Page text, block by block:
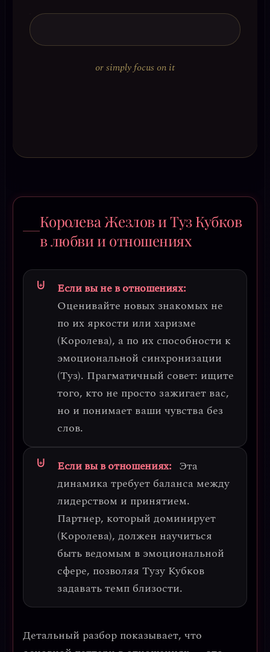
or simply focus on it
Королева Жезлов и Туз Кубков
в любви и отношениях
Если вы не в отношениях:
Оценивайте новых знакомых не
по их яркости или харизме
(Королева), а по их способности к
эмоциональной синхронизации
(Туз). Прагматичный совет: ищите
того, кто не просто зажигает вас,
но и понимает ваши чувства без
слов.
Если вы в отношениях: Эта
динамика требует баланса между
лидерством и принятием.
Партнер, который доминирует
(Королева), должен научиться
быть ведомым в эмоциональной
сфере, позволяя Тузу Кубков
задавать темп близости.
Детальный разбор показывает, что